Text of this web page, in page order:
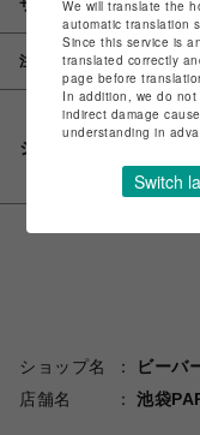
サイズ
注意事項
シェアする
ショップ名
ビーバ
店舗名
池袋
We will translate the
automatic translation
Since this service is
translated correctly
page before
In addition, we do
indirect damage
understanding in
Switch